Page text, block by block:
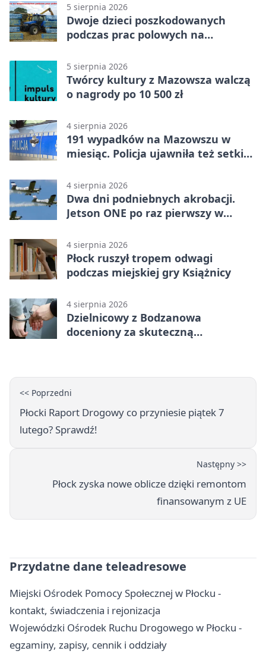
5 sierpnia 2026
Dwoje dzieci poszkodowanych
podczas prac polowych na
5 sierpnia 2026
Twórcy kultury z Mazowsza walczą
o nagrody po 10 500 zł
4 sierpnia 2026
191 wypadków na Mazowszu w
miesiąc. Policja ujawniła też setki
4 sierpnia 2026
Dwa dni podniebnych akrobacji.
Jetson ONE po raz pierwszy w
4 sierpnia 2026
Płock ruszył tropem odwagi
podczas miejskiej gry Książnicy
4 sierpnia 2026
Dzielnicowy z Bodzanowa
doceniony za skuteczną
<< Poprzedni
Płocki Raport Drogowy co przyniesie piątek 7
lutego? Sprawdź!
Następny >>
Płock zyska nowe oblicze dzięki remontom
finansowanym z UE
Przydatne dane teleadresowe
Miejski Ośrodek Pomocy Społecznej w Płocku -
kontakt, świadczenia i rejonizacja
Wojewódzki Ośrodek Ruchu Drogowego w Płocku -
egzaminy, zapisy, cennik i oddziały